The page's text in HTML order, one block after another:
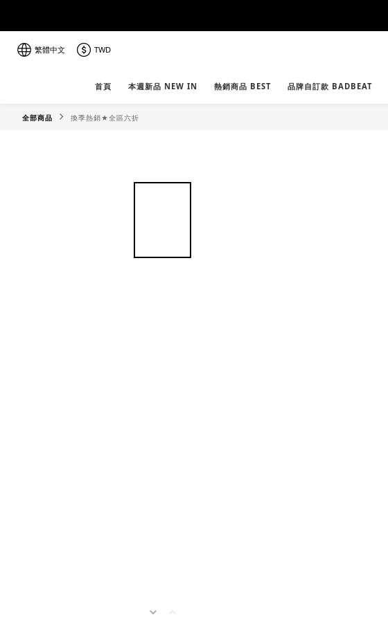
繁體中文 TWD
首頁 本週新品 NEW IN 熱銷商品 BEST 品牌自訂款 BADBEAT
全部商品 換季熱銷★全區六折